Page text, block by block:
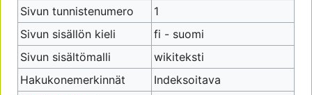
Sivun tunnistenumero
1
Sivun sisällön kieli
fi - suomi
Sivun sisältömalli
wikiteksti
Hakukonemerkinnät
Indeksoitava